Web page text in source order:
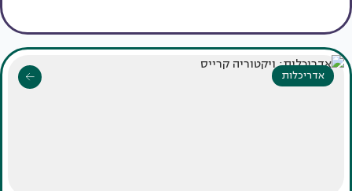
אדריכלות